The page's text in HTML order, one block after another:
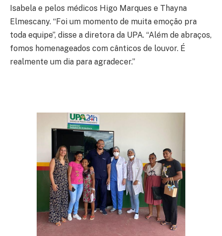
Isabela e pelos médicos Higo Marques e Thayna
Elmescany. “Foi um momento de muita emoção pra
toda equipe”, disse a diretora da UPA. “Além de abraços,
fomos homenageados com cânticos de louvor. É
realmente um dia para agradecer.”